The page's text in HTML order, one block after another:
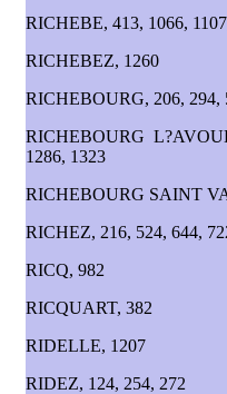
RICHEBE, 413, 1066,
RICHEBEZ, 1260
RICHEBOURG, 206, 294,
RICHEBOURG
1286, 1323
RICHEBOURG SAINT
RICHEZ, 216, 524, 644,
RICQ, 982
RICQUART, 382
RIDELLE, 1207
RIDEZ, 124, 254, 272